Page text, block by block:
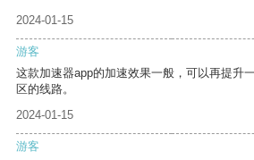
2024-01-15
游客
这款加速器app的加速效果一般，可以再提升
区的线路。
2024-01-15
游客